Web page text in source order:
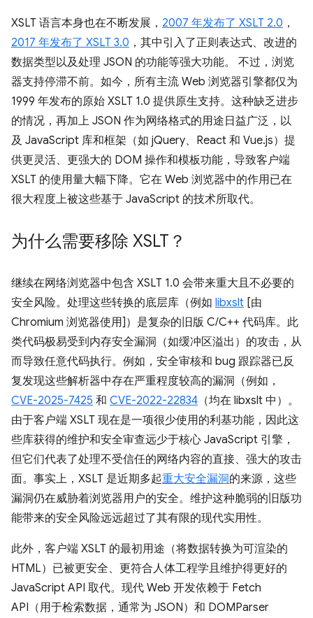
XSLT 语言本身也在不断发展， 2007 年发布了 XSLT 2.0 ，
2017 年发布了 XSLT 3.0 ，其中引入了正则表达式、改进的
数据类型以及处理 JSON 的功能等强大功能。 不过，浏览
器支持停滞不前。如今，所有主流 Web 浏览器引擎都仅为
1999 年发布的原始 XSLT 1.0 提供原生支持。这种缺乏进步
的情况，再加上 JSON 作为网络格式的用途日益广泛，以
及 JavaScript 库和框架（如 jQuery、React 和 Vue.js）提
供更灵活、更强大的 DOM 操作和模板功能，导致客户端
XSLT 的使用量大幅下降。它在 Web 浏览器中的作用已在
很大程度上被这些基于 JavaScript 的技术所取代。
为什么需要移除 XSLT？
继续在网络浏览器中包含 XSLT 1.0 会带来重大且不必要的
安全风险。处理这些转换的底层库（例如 libxslt [由
Chromium 浏览器使用]）是复杂的旧版 C/C++ 代码库。此
类代码极易受到内存安全漏洞（如缓冲区溢出）的攻击，从
而导致任意代码执行。例如，安全审核和 bug 跟踪器已反
复发现这些解析器中存在严重程度较高的漏洞（例如，
CVE-2025-7425 和 CVE-2022-22834 （均在 libxslt 中）。
由于客户端 XSLT 现在是一项很少使用的利基功能，因此这
些库获得的维护和安全审查远少于核心 JavaScript 引擎，
但它们代表了处理不受信任的网络内容的直接、强大的攻击
面。事实上，XSLT 是近期多起重大安全漏洞的来源，这些
漏洞仍在威胁着浏览器用户的安全。维护这种脆弱的旧版功
能带来的安全风险远远超过了其有限的现代实用性。
此外，客户端 XSLT 的最初用途（将数据转换为可渲染的
HTML）已被更安全、更符合人体工程学且维护得更好的
JavaScript API 取代。现代 Web 开发依赖于 Fetch
API（用于检索数据，通常为 JSON）和 DOMParser